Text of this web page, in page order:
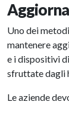
Uno dei
mantenere
e i dispositivi
sfruttate dagli
Le aziende